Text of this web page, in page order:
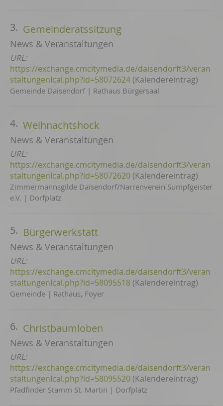
3. Gemeinderatssitzung
News & Veranstaltungen
URL:
https://exchange.cmcitymedia.de/daisendorft3/veran
staltungenIcal.php?id=58072624 (Kalendereintrag)
Gemeinde Daisendorf | Rathaus Bürgersaal
4. Weihnachtshock
News & Veranstaltungen
URL:
https://exchange.cmcitymedia.de/daisendorft3/veran
staltungenIcal.php?id=58072620 (Kalendereintrag)
Zimmermannsgilde Daisendorf/Narrenverein Sumpfgeister
e.V. | Dorfplatz
5. Bürgerwerkstatt
News & Veranstaltungen
URL:
https://exchange.cmcitymedia.de/daisendorft3/veran
staltungenIcal.php?id=58095518 (Kalendereintrag)
Gemeinde | Rathaus, Foyer
6. Christbaumloben
News & Veranstaltungen
URL:
https://exchange.cmcitymedia.de/daisendorft3/veran
staltungenIcal.php?id=58095520 (Kalendereintrag)
Pfadfinder Stamm St. Martin | Dorfplatz